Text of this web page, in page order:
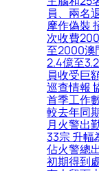
員、兩名
摩作偽裝
次收費
至2000澳
2.4億至
員收受巨
巡查情報
首季工作
較去年同
月火警出
33宗 升幅
佔火警總
初期得到